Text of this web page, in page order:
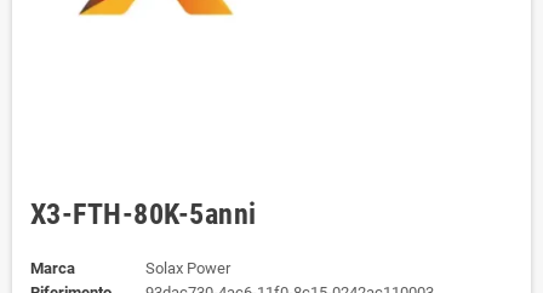
X3-FTH-80K-5anni
Marca
Solax Power